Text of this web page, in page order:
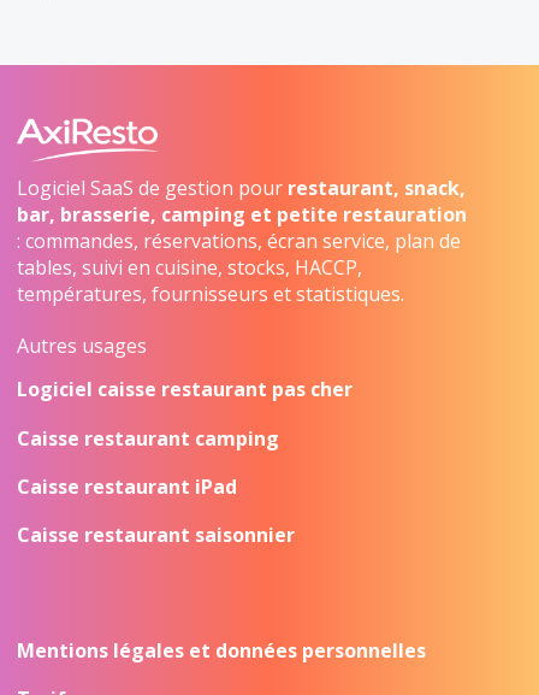
Logiciel SaaS de gestion pour restaurant, snack,
bar, brasserie, camping et petite restauration
: commandes, réservations, écran service, plan de
tables, suivi en cuisine, stocks, HACCP,
températures, fournisseurs et statistiques.
Autres usages
Logiciel caisse restaurant pas cher
Caisse restaurant camping
Caisse restaurant iPad
Caisse restaurant saisonnier
Mentions légales et données personnelles